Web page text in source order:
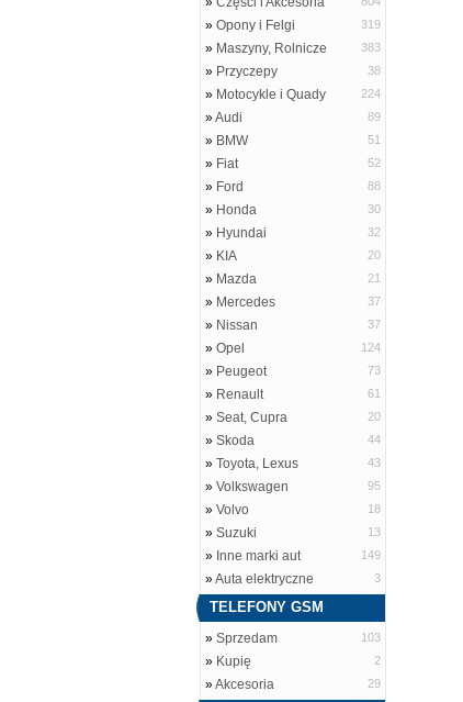
» Opony i Felgi 319
» Maszyny, Rolnicze 383
» Przyczepy 38
» Motocykle i Quady 224
»Audi 89
» BMW 51
» Fiat 52
» Ford 88
» Honda 30
» Hyundai 32
» KIA 20
» Mazda 21
» Mercedes 37
» Nissan 37
» Opel 124
» Peugeot 73
» Renault 61
» Seat, Cupra 20
» Skoda 44
» Toyota, Lexus 43
» Volkswagen 95
» Volvo 18
» Suzuki 13
» Inne marki aut 149
»Auta elektryczne 3
TELEFONY GSM
» Sprzedam 103
» Kupię 2
»Akcesoria 29